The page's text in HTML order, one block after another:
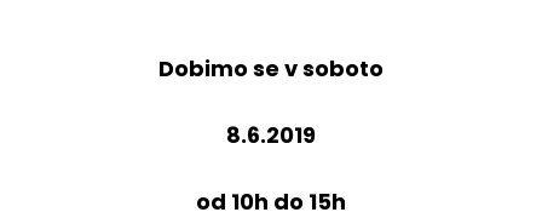
Dobimo se v soboto
8.6.2019
od 10h do 15h